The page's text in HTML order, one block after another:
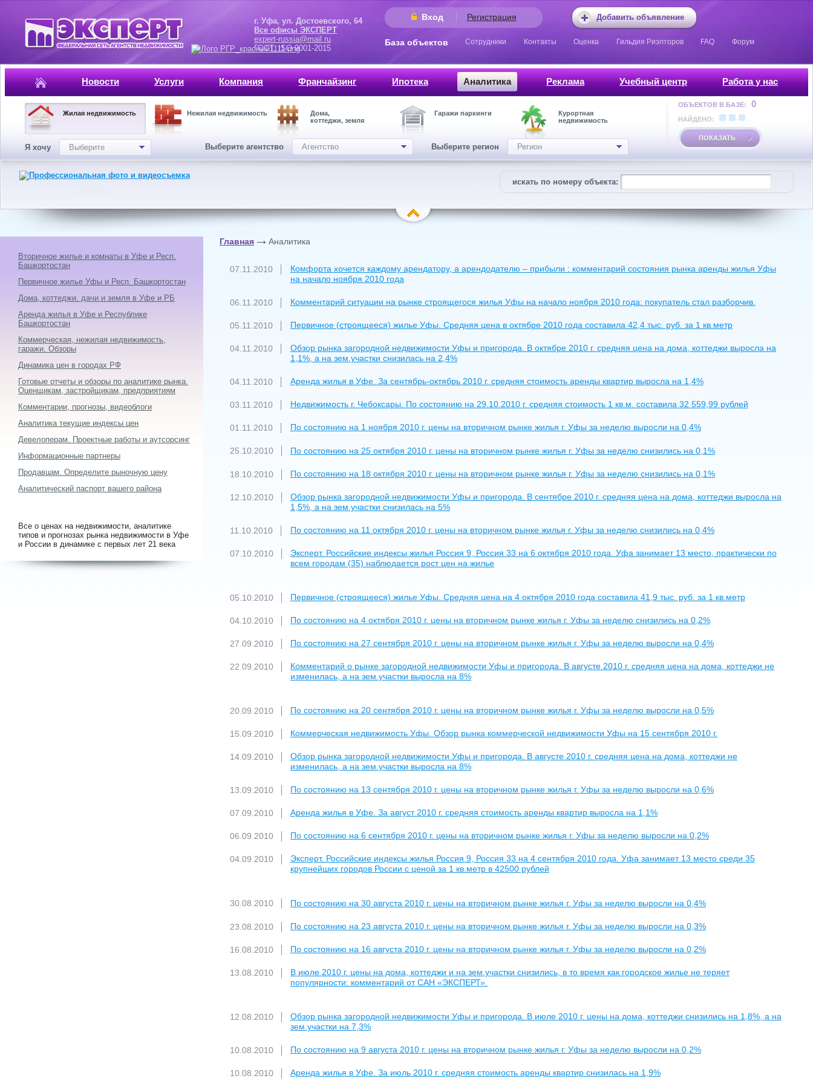
Добавить объявление
Вход Регистрация
г. Уфа, ул. Достоевского, 64
Все офисы ЭКСПЕРТ
expert-russia@mail.ru
ГОСТ, ISO 9001-2015
База объектов Сотрудники Контакты Оценка Гильдия Риэлторов FAQ Форум
Новости Услуги Компания Франчайзинг Ипотека Аналитика Реклама Учебный центр Работа у нас
Жилая недвижимость Нежилая недвижимость
Дома,
коттеджи, земля
Гаражи паркинги
Курортная
недвижимость
Я хочу Выберите Выберите агентство Агентство Выберите регион Регион
ОБЪЕКТОВ В БАЗЕ: 0
НАЙДЕНО:
ПОКАЗАТЬ
искать по номеру объекта:
Главная Аналитика
07.11.2010
Комфорта хочется каждому арендатору, а арендодателю – прибыли : комментарий состояния рынка аренды жилья Уфы
на начало ноября 2010 года
06.11.2010 Комментарий ситуации на рынке строящегося жилья Уфы на начало ноября 2010 года: покупатель стал разборчив.
05.11.2010 Первичное (строящееся) жилье Уфы. Средняя цена в октябре 2010 года составила 42,4 тыс. руб. за 1 кв.метр
04.11.2010
Обзор рынка загородной недвижимости Уфы и пригорода. В октябре 2010 г. средняя цена на дома, коттеджи выросла на
1,1%, а на зем.участки снизилась на 2,4%
04.11.2010 Аренда жилья в Уфе. За сентябрь-октябрь 2010 г. средняя стоимость аренды квартир выросла на 1,4%
03.11.2010 Недвижимость г. Чебоксары. По состоянию на 29.10.2010 г. средняя стоимость 1 кв.м. составила 32 559,99 рублей
01.11.2010 По состоянию на 1 ноября 2010 г. цены на вторичном рынке жилья г. Уфы за неделю выросли на 0,4%
25.10.2010 По состоянию на 25 октября 2010 г. цены на вторичном рынке жилья г. Уфы за неделю снизились на 0,1%
18.10.2010 По состоянию на 18 октября 2010 г. цены на вторичном рынке жилья г. Уфы за неделю снизились на 0,1%
12.10.2010
Обзор рынка загородной недвижимости Уфы и пригорода. В сентябре 2010 г. средняя цена на дома, коттеджи выросла на
1,5%, а на зем.участки снизилась на 5%
11.10.2010 По состоянию на 11 октября 2010 г. цены на вторичном рынке жилья г. Уфы за неделю снизились на 0,4%
07.10.2010
Эксперт. Российские индексы жилья Россия 9, Россия 33 на 6 октября 2010 года. Уфа занимает 13 место, практически по
всем городам (35) наблюдается рост цен на жилье
05.10.2010 Первичное (строящееся) жилье Уфы. Средняя цена на 4 октября 2010 года составила 41,9 тыс. руб. за 1 кв.метр
04.10.2010 По состоянию на 4 октября 2010 г. цены на вторичном рынке жилья г. Уфы за неделю снизились на 0,2%
27.09.2010 По состоянию на 27 сентября 2010 г. цены на вторичном рынке жилья г. Уфы за неделю выросли на 0,4%
22.09.2010
Комментарий о рынке загородной недвижимости Уфы и пригорода. В августе 2010 г. средняя цена на дома, коттеджи не
изменилась, а на зем.участки выросла на 8%
20.09.2010 По состоянию на 20 сентября 2010 г. цены на вторичном рынке жилья г. Уфы за неделю выросли на 0,5%
15.09.2010 Коммерческая недвижимость Уфы. Обзор рынка коммерческой недвижимости Уфы на 15 сентября 2010 г.
14.09.2010
Обзор рынка загородной недвижимости Уфы и пригорода. В августе 2010 г. средняя цена на дома, коттеджи не
изменилась, а на зем.участки выросла на 8%
13.09.2010 По состоянию на 13 сентября 2010 г. цены на вторичном рынке жилья г. Уфы за неделю выросли на 0,6%
07.09.2010 Аренда жилья в Уфе. За август 2010 г. средняя стоимость аренды квартир выросла на 1,1%
06.09.2010 По состоянию на 6 сентября 2010 г. цены на вторичном рынке жилья г. Уфы за неделю выросли на 0,2%
04.09.2010
Эксперт. Российские индексы жилья Россия 9, Россия 33 на 4 сентября 2010 года. Уфа занимает 13 место среди 35
крупнейших городов России с ценой за 1 кв.метр в 42500 рублей
30.08.2010 По состоянию на 30 августа 2010 г. цены на вторичном рынке жилья г. Уфы за неделю выросли на 0,4%
23.08.2010 По состоянию на 23 августа 2010 г. цены на вторичном рынке жилья г. Уфы за неделю выросли на 0,3%
16.08.2010 По состоянию на 16 августа 2010 г. цены на вторичном рынке жилья г. Уфы за неделю выросли на 0,2%
13.08.2010
В июле 2010 г. цены на дома, коттеджи и на зем.участки снизились, в то время как городское жилье не теряет
популярности: комментарий от САН «ЭКСПЕРТ».
12.08.2010
Обзор рынка загородной недвижимости Уфы и пригорода. В июле 2010 г. цены на дома, коттеджи снизились на 1,8%, а на
зем.участки на 7,3%
10.08.2010 По состоянию на 9 августа 2010 г. цены на вторичном рынке жилья г. Уфы за неделю выросли на 0,2%
10.08.2010 Аренда жилья в Уфе. За июль 2010 г. средняя стоимость аренды квартир снизилась на 1,9%
Вторичное жилье и комнаты в Уфе и Респ.
Башкортостан
Первичное жилье Уфы и Респ. Башкортостан
Дома, коттеджи. дачи и земля в Уфе и РБ
Аренда жилья в Уфе и Республике
Башкортостан
Коммерческая, нежилая недвижимость,
гаражи. Обзоры
Динамика цен в городах РФ
Готовые отчеты и обзоры по аналитике рынка.
Оценщикам, застройщикам, предприятиям
Комментарии, прогнозы, видеоблоги
Аналитика текущие индексы цен
Девелоперам. Проектные работы и аутсорсинг
Информационные партнеры
Продавцам. Определите рыночную цену
Аналитический паспорт вашего района
Все о ценах на недвижимости, аналитике
типов и прогнозах рынка недвижимости в Уфе
и России в динамике с первых лет 21 века